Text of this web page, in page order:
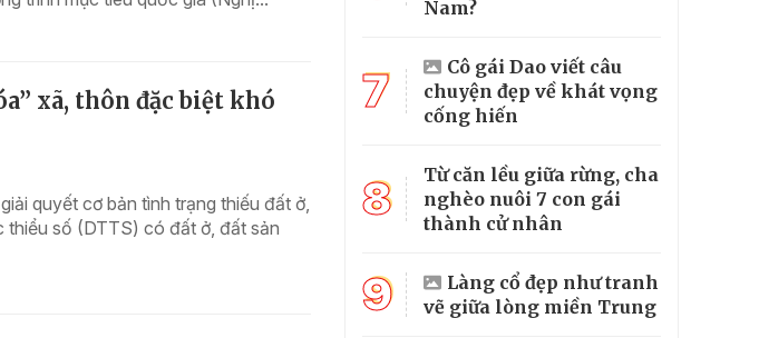
xã, thôn đặc biệt khó
quyết cơ bản tình trạng thiếu đất ở,
số (DTTS) có đất ở, đất sản
Nam?
7
Cô gái Dao viết câu
chuyện đẹp về khát vọng
cống hiến
8
Từ căn lều giữa rừng, cha
nghèo nuôi 7 con gái
thành cử nhân
9
Làng cổ đẹp như tranh
vẽ giữa lòng miền Trung